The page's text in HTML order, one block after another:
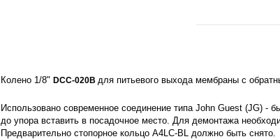
Колено 1/8" DCC-020B для питьевого выхода мембраны с
Использовано современное соединение типа John Guest (JG) -
до упора вставить в посадочное место. Для демонтажа
Предварительно стопорное кольцо A4LC-BL должно быть снято.